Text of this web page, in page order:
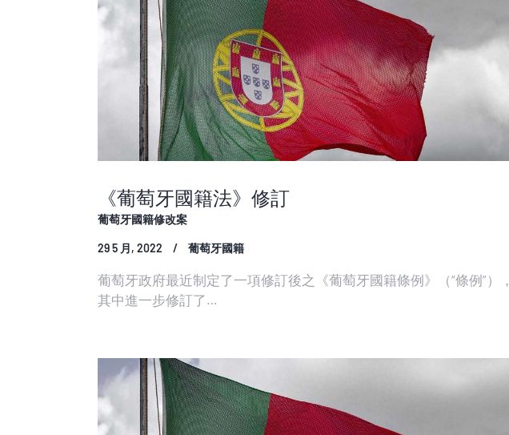
《葡萄牙國籍法》修訂
葡萄牙國籍修改案
29 5 月, 2022
葡萄牙國籍
葡萄牙政府最近制定了一項修訂後之《葡萄牙國籍條例》（“條例”），
其中進一步修訂了…